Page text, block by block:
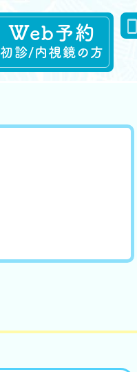
Web予約
初診/内視鏡の方